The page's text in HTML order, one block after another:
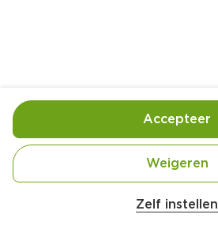
300 gram PLUS Fusilli
1 PLUS Komkommer
250 gram PLUS Cherrytomaten
Zelf instellen
Weigeren
Accepteer